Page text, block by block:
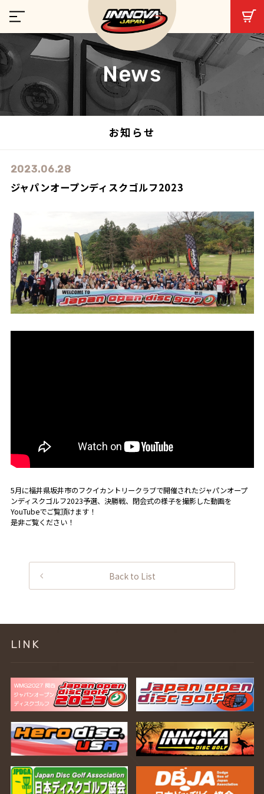
News
お知らせ
2023.06.28
ジャパンオープンディスクゴルフ2023
5月に福井県坂井市のフクイカントリークラブで開催されたジャパンオープ
ンディスクゴルフ2023予選、決勝戦、閉会式の様子を撮影した動画を
YouTubeでご覧頂けます！
是非ご覧ください！
Back to List
LINK